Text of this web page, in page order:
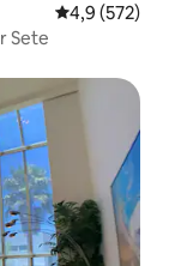
4,9 de uma
4,9 (572)
Sete